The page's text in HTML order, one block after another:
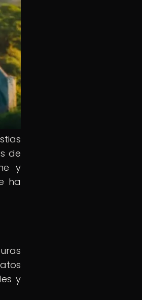
de
y
ha
y